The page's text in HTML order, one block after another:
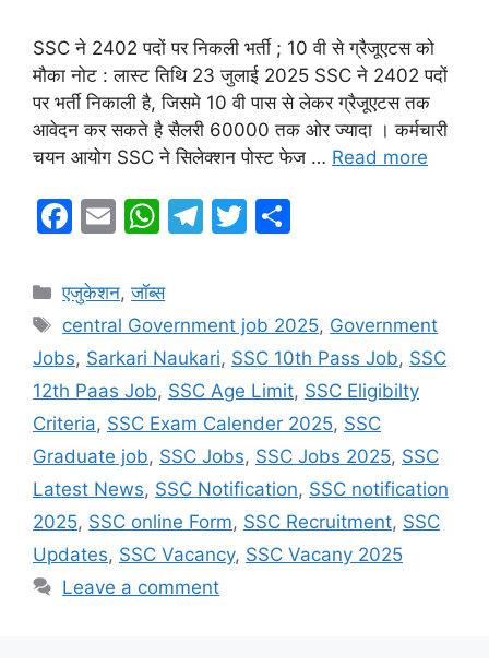
SSC ने 2402 पदों पर निकली भर्ती ; 10 वी से ग्रैजूएटस को
मौका नोट : लास्ट तिथि 23 जुलाई 2025 SSC ने 2402 पदों
पर भर्ती निकाली है, जिसमे 10 वी पास से लेकर ग्रैजूएटस तक
आवेदन कर सकते है सैलरी 60000 तक ओर ज्यादा । कर्मचारी
चयन आयोग SSC ने सिलेक्शन पोस्ट फेज … Read more
F
c
e
b
o
o
k
E
ai
l
W
at
s
A
p
p
T
gr
a
m
T
er e
Categories
एजुकेशन,जॉब्स
Tags
central Government job 2025, Government
Jobs, Sarkari Naukari, SSC 10th Pass Job, SSC
12th Paas Job, SSC Age Limit, SSC Eligibilty
Criteria, SSC Exam Calender 2025, SSC
Graduate job, SSC Jobs, SSC Jobs 2025, SSC
Latest News, SSC Notification, SSC notification
2025, SSC online Form, SSC Recruitment, SSC
Updates, SSC Vacancy, SSC Vacany 2025
Leave a comment